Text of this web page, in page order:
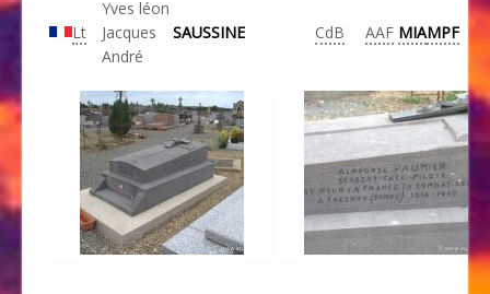
Lt
Yves léon
Jacques
André
SAUSSINE CdB AAF MIAMPF